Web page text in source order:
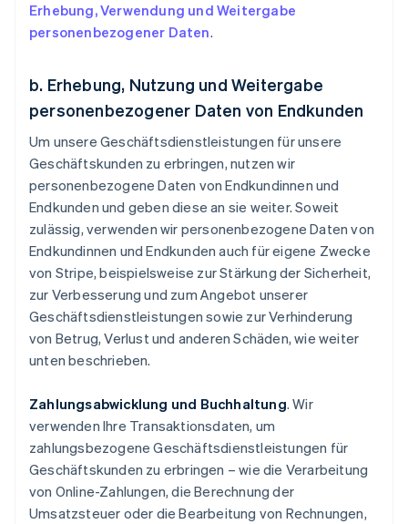
Erhebung, Verwendung und Weitergabe
personenbezogener Daten.
b. Erhebung, Nutzung und Weitergabe
personenbezogener Daten von Endkunden
Um unsere Geschäftsdienstleistungen für unsere
Geschäftskunden zu erbringen, nutzen wir
personenbezogene Daten von Endkundinnen und
Endkunden und geben diese an sie weiter. Soweit
zulässig, verwenden wir personenbezogene Daten von
Endkundinnen und Endkunden auch für eigene Zwecke
von Stripe, beispielsweise zur Stärkung der Sicherheit,
zur Verbesserung und zum Angebot unserer
Geschäftsdienstleistungen sowie zur Verhinderung
von Betrug, Verlust und anderen Schäden, wie weiter
unten beschrieben.
Zahlungsabwicklung und Buchhaltung. Wir
verwenden Ihre Transaktionsdaten, um
zahlungsbezogene Geschäftsdienstleistungen für
Geschäftskunden zu erbringen – wie die Verarbeitung
von Online-Zahlungen, die Berechnung der
Umsatzsteuer oder die Bearbeitung von Rechnungen,